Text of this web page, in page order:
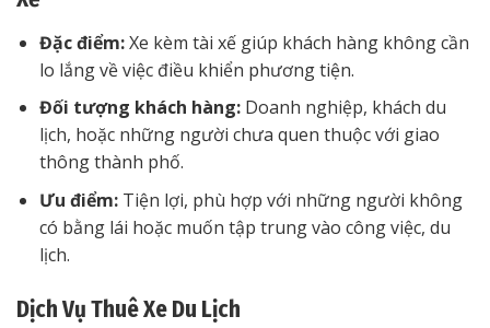
Đặc điểm:Xe kèm tài xế giúp khách hàng không cần
lo lắng về việc điều khiển phương tiện.
Đối tượng khách hàng:Doanh nghiệp, khách du
lịch, hoặc những người chưa quen thuộc với giao
thông thành phố.
Ưu điểm:Tiện lợi, phù hợp với những người không
có bằng lái hoặc muốn tập trung vào công việc, du
lịch.
Dịch Vụ Thuê Xe Du Lịch